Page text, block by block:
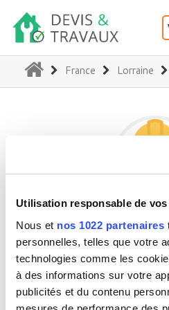
Utilisation responsable de
Nous et nos 1022 partenaires
personnelles, telles que votre
technologies comme les
à des informations sur votre
publicités et du contenu
(current)
France Lorraine
55150 Écurey-
Activité(s) :